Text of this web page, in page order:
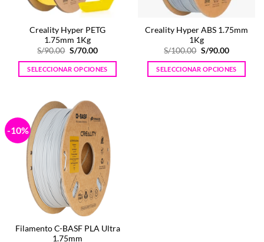
en
página
de
producto
Creality Hyper PETG
1.75mm 1Kg
S/90.00 El
original
era:
S/70.00El
actual
es:
SELECCIONAR OPCIONES
tiene
múltiples
variantes.
Las
opciones
se
pueden
elegir
en
página
Creality Hyper ABS 1.75mm
1Kg
S/100.00 El
original
era:
S/90.00El
actual
es:
SELECCIONAR OPCIONES
-10%
Filamento C-BASF PLA Ultra
1.75mm